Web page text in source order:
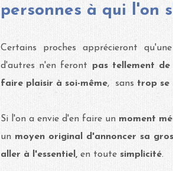
personnes à qui l'on
Certains proches apprécieront qu'une
d'autres n'en feront pas tellement de
faire plaisir à soi-même, sans trop se
Si l'on a envie d'en faire un moment
un moyen original d'annoncer sa
aller à l'essentiel, en toute simplicité.